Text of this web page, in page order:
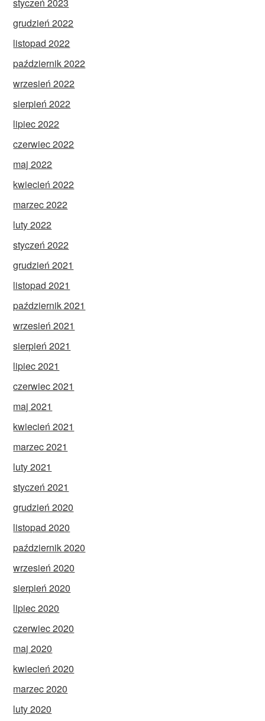
grudzień 2022
listopad 2022
październik 2022
wrzesień 2022
sierpień 2022
lipiec 2022
czerwiec 2022
maj 2022
kwiecień 2022
marzec 2022
luty 2022
styczeń 2022
grudzień 2021
listopad 2021
październik 2021
wrzesień 2021
sierpień 2021
lipiec 2021
czerwiec 2021
maj 2021
kwiecień 2021
marzec 2021
luty 2021
styczeń 2021
grudzień 2020
listopad 2020
październik 2020
wrzesień 2020
sierpień 2020
lipiec 2020
czerwiec 2020
maj 2020
kwiecień 2020
marzec 2020
luty 2020